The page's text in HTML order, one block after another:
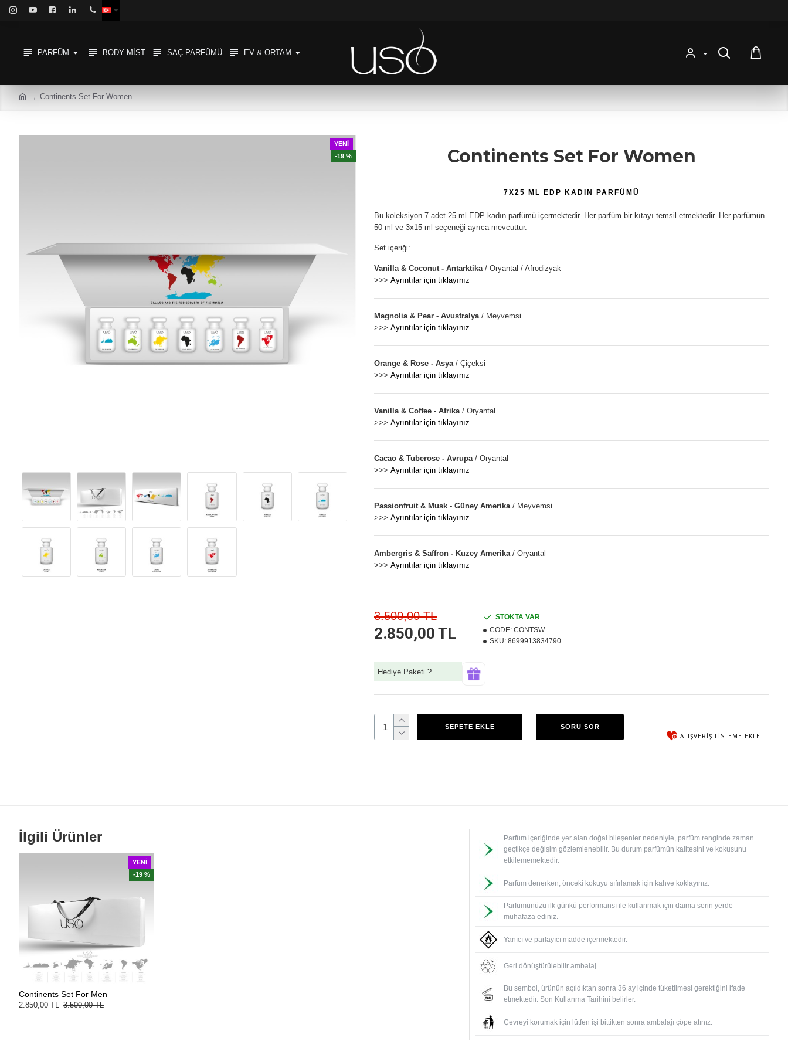
PARFÜM BODY MIST SAÇ PARFÜMÜ EV & ORTAM
Continents Set For Women
YENI
-19 %
Continents Set For Women
Bu koleksiyon 7 adet 25 ml EDP kadın parfümü içermektedir. Her parfüm bir kıtayı temsil etmektedir. Her parfümün
50 ml ve 3x15 ml seçeneği ayrıca mevcuttur.
Set içeriği:
Vanilla & Coconut - Antarktika/ Oryantal / Afrodizyak
>>> Ayrıntılar için tıklayınız
Magnolia & Pear - Avustralya/ Meyvemsi
>>> Ayrıntılar için tıklayınız
Orange & Rose - Asya/ Çiçeksi
>>> Ayrıntılar için tıklayınız
Vanilla & Coffee - Afrika/ Oryantal
>>> Ayrıntılar için tıklayınız
Cacao & Tuberose - Avrupa/ Oryantal
>>> Ayrıntılar için tıklayınız
Passionfruit & Musk - Güney Amerika/ Meyvemsi
>>> Ayrıntılar için tıklayınız
Ambergris & Saffron - Kuzey Amerika/ Oryantal
>>> Ayrıntılar için tıklayınız
7X25 ML EDP KADIN PARFÜMÜ
2.850,00 TL
3.500,00 TL
STOKTA VAR
CODE: CONTSW
SKU: 8699913834790
Hediye Paketi ?
SEPETE EKLE SORU SOR
ALIŞVERIŞ LISTEME EKLE
İlgili Ürünler
YENI
-19 %
Continents Set For Men
2.850,00 TL 3.500,00 TL
Parfüm içeriğinde yer alan doğal bileşenler nedeniyle, parfüm renginde zaman
geçtikçe değişim gözlemlenebilir. Bu durum parfümün kalitesini ve kokusunu
etkilememektedir.
Parfüm denerken, önceki kokuyu sıfırlamak için kahve koklayınız.
Parfümünüzü ilk günkü performansı ile kullanmak için daima serin yerde
muhafaza ediniz.
Yanıcı ve parlayıcı madde içermektedir.
Geri dönüştürülebilir ambalaj.
Bu sembol, ürünün açıldıktan sonra 36 ay içinde tüketilmesi gerektiğini ifade
etmektedir. Son Kullanma Tarihini belirler.
Çevreyi korumak için lütfen işi bittikten sonra ambalajı çöpe atınız.